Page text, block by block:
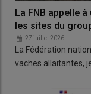
La FNB appelle
les sites du
27 juillet 2026
La Fédération
vaches allaitantes,